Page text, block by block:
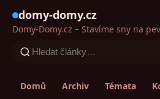
domy-domy.cz
Domy-Domy.cz – Stavíme sny na
Domů Archiv Témata